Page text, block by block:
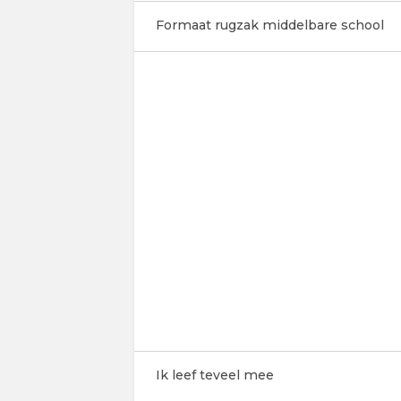
Formaat rugzak middelbare school
Ik leef teveel mee